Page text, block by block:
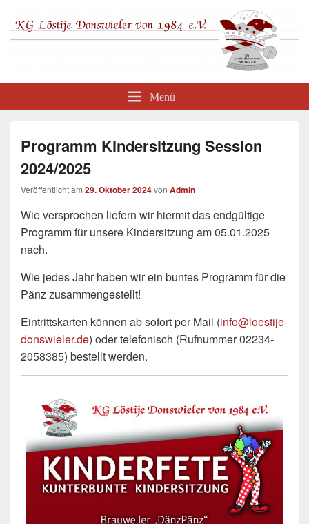
KG Löstije Donswieler von1984 e.V.
Menü
Programm Kindersitzung Session
2024/2025
Veröffentlicht am 29. Oktober 2024von Admin
Wie versprochen liefern wir hiermit das endgültige
Programm für unsere Kindersitzung am 05.01.2025
nach.
Wie jedes Jahr haben wir ein buntes Programm für die
Pänz zusammengestellt!
Eintrittskarten können ab sofort per Mail (info@loestije-
donswieler.de) oder telefonisch (Rufnummer 02234-
2058385) bestellt werden.